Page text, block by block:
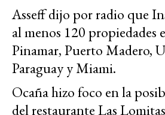
Asseff dijo por radio que
al menos 120 propiedades
Pinamar, Puerto Madero,
Paraguay y Miami.
Ocaña hizo foco en la
del restaurante Las